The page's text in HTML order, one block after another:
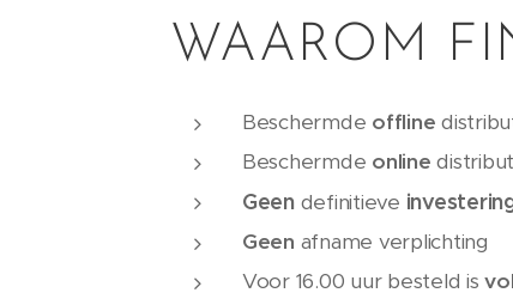
WAAROM
Beschermde offline
Beschermde online
Geendefinitieve
Geen afname verplichting
Voor 16.00 uur besteld is